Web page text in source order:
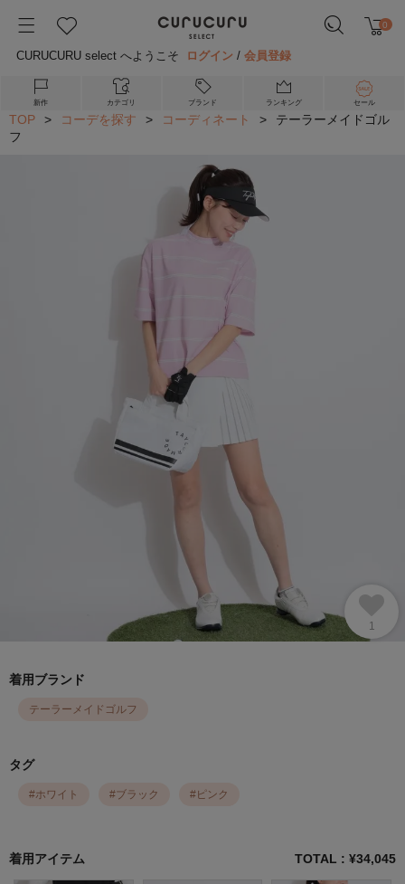
0
CURUCURU select へようこそ ログイン /会員登録
新作 カテゴリ ブランド ランキング セール
TOP > コーデを探す > コーディネート >
テーラーメイドゴル
フ
1
着用ブランド
テーラーメイドゴルフ
タグ
#ホワイト #ブラック #ピンク
着用アイテム TOTAL : ¥34,045